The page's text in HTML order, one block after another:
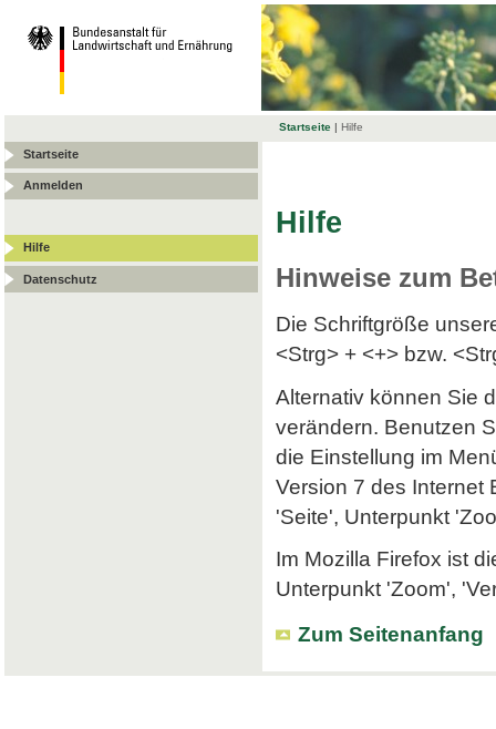
Startseite | Hilfe
Startseite
Anmelden
Hilfe
Datenschutz
Hilfe
Hinweise zum
Die Schriftgröße
<Strg> + <+> bzw.
Alternativ können Sie
verändern. Benutzen
die Einstellung im
Version 7 des Internet
'Seite', Unterpunkt
Im Mozilla Firefox ist
Unterpunkt 'Zoom',
Zum Seitenanfang